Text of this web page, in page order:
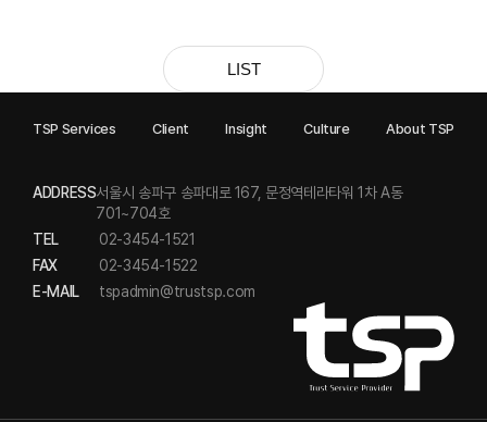
LIST
TSP Services Client Insight Culture About TSP
ADDRESS서울시 송파구 송파대로 167, 문정역테라타워 1차 A동
701~704호
TEL
02-3454-1521
FAX
02-3454-1522
E-MAIL
tspadmin@trustsp.com